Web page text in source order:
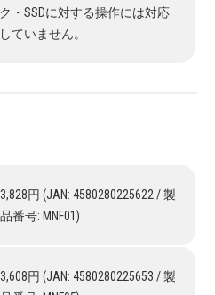
ク・SSDに対する操作には対応
していません。
3,828円 (JAN: 4580280225622 / 製
品番号: MNF01)
3,608円 (JAN: 4580280225653 / 製